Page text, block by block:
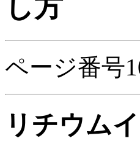
し方
ページ番号
リチウム